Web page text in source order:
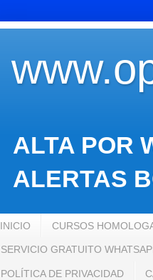
ALTA POR
ALERTAS
INICIO CURSOS
SERVICIO GRATUITO
POLÍTICA DE PRIVACIDAD